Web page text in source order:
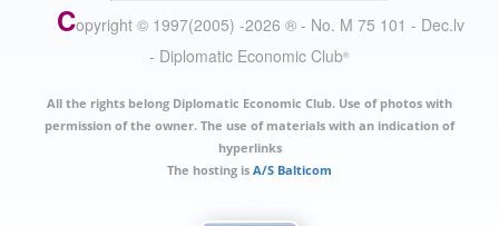
Copyright © 1997(2005) -2026 ® - No. M 75 101 - Dec.lv
- Diplomatic Economic Club®
All the rights belong Diplomatic Economic Club. Use of photos with
permission of the owner. The use of materials with an indication of
hyperlinks
The hosting is A/S Balticom